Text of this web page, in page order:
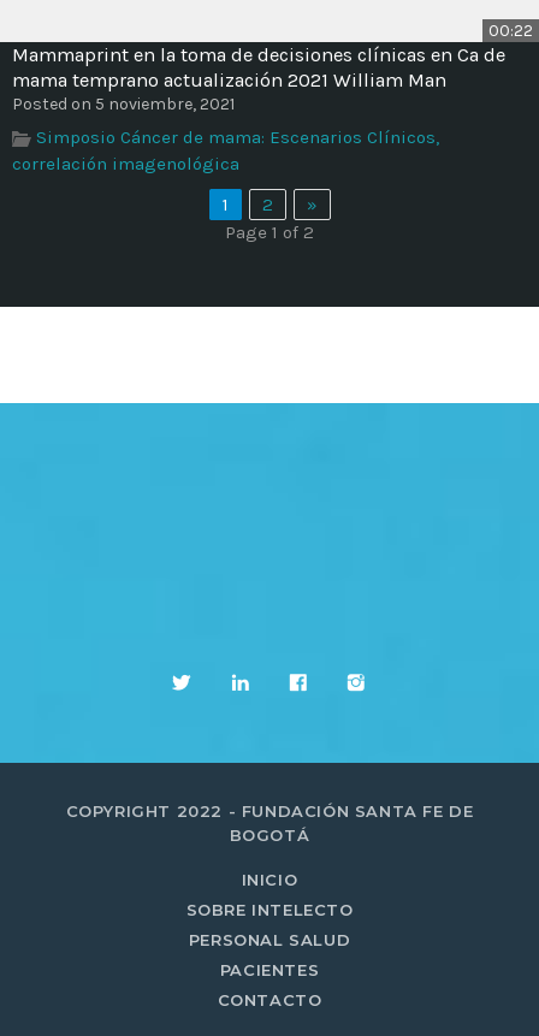
00:22
Mammaprint en la toma de decisiones clínicas en Ca de
mama temprano actualización 2021 William Man
Posted on 5 noviembre, 2021
Simposio Cáncer de mama: Escenarios Clínicos,
correlación imagenológica
1
2
»
Page 1 of 2
COPYRIGHT 2022 - FUNDACIÓN SANTA FE DE
BOGOTÁ
INICIO
SOBRE INTELECTO
PERSONAL SALUD
PACIENTES
CONTACTO